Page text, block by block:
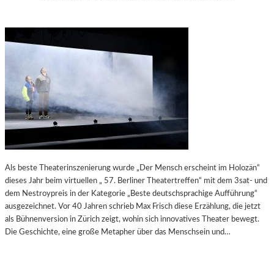
Als beste Theaterinszenierung wurde „Der Mensch erscheint im Holozän“
dieses Jahr beim virtuellen „ 57. Berliner Theatertreffen“ mit dem 3sat- und
dem Nestroypreis in der Kategorie „Beste deutschsprachige Aufführung“
ausgezeichnet. Vor 40 Jahren schrieb Max Frisch diese Erzählung, die jetzt
als Bühnenversion in Zürich zeigt, wohin sich innovatives Theater bewegt.
Die Geschichte, eine große Metapher über das Menschsein und…